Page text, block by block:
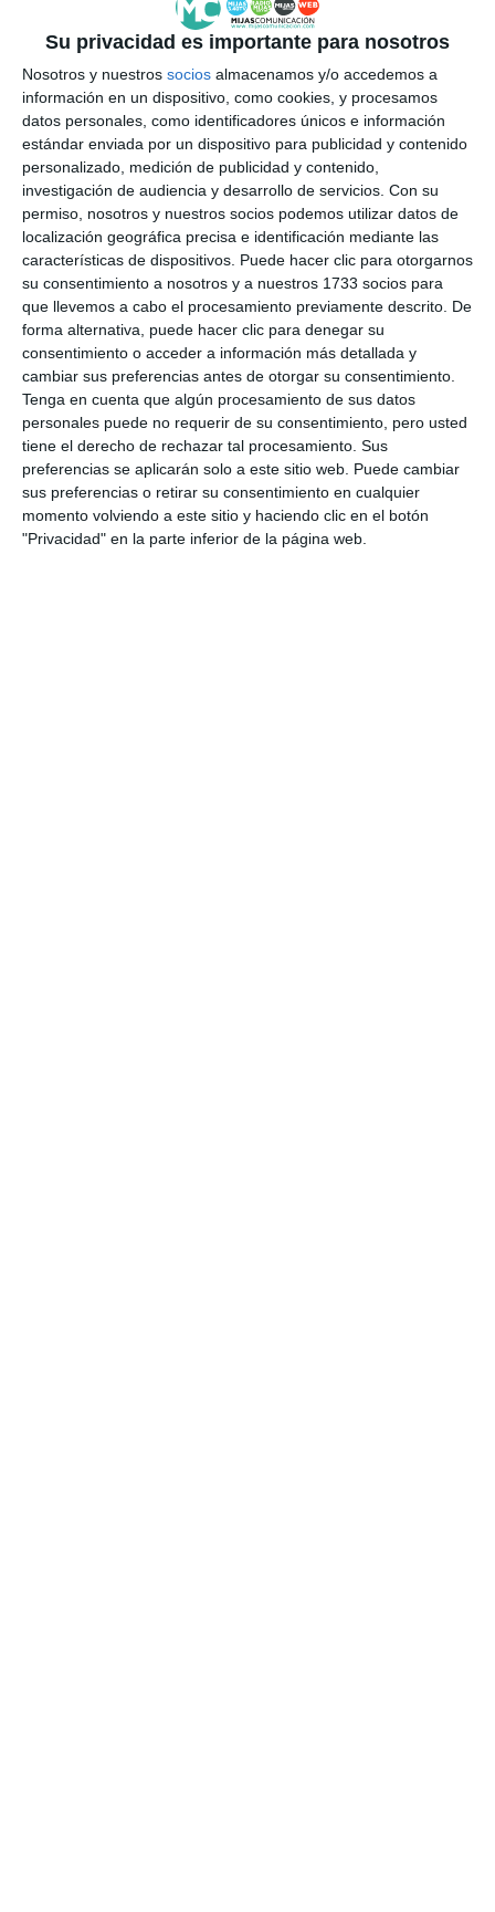
Su privacidad es importante para nosotros
Nosotros y nuestros socios almacenamos y/o accedemos a
información en un dispositivo, como cookies, y procesamos
datos personales, como identificadores únicos e información
estándar enviada por un dispositivo para publicidad y contenido
personalizado, medición de publicidad y contenido,
investigación de audiencia y desarrollo de servicios. Con su
permiso, nosotros y nuestros socios podemos utilizar datos de
localización geográfica precisa e identificación mediante las
características de dispositivos. Puede hacer clic para otorgarnos
su consentimiento a nosotros y a nuestros 1733 socios para
que llevemos a cabo el procesamiento previamente descrito. De
forma alternativa, puede hacer clic para denegar su
consentimiento o acceder a información más detallada y
cambiar sus preferencias antes de otorgar su consentimiento.
Tenga en cuenta que algún procesamiento de sus datos
personales puede no requerir de su consentimiento, pero usted
tiene el derecho de rechazar tal procesamiento. Sus
preferencias se aplicarán solo a este sitio web. Puede cambiar
sus preferencias o retirar su consentimiento en cualquier
momento volviendo a este sitio y haciendo clic en el botón
"Privacidad" en la parte inferior de la página web.